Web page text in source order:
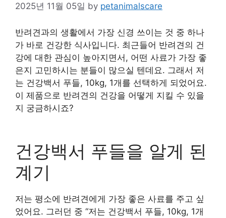
2025년 11월 05일 by petanimalscare
반려견과의 생활에서 가장 신경 쓰이는 것 중 하나
가 바로 건강한 식사입니다. 최근들어 반려견의 건
강에 대한 관심이 높아지면서, 어떤 사료가 가장 좋
은지 고민하시는 분들이 많으실 텐데요. 그래서 저
는 건강백서 푸들, 10kg, 1개를 선택하게 되었어요.
이 제품으로 반려견의 건강을 어떻게 지킬 수 있을
지 궁금하시죠?
건강백서 푸들을 알게 된
계기
저는 평소에 반려견에게 가장 좋은 사료를 주고 싶
었어요. 그러던 중 “저는 건강백서 푸들, 10kg, 1개